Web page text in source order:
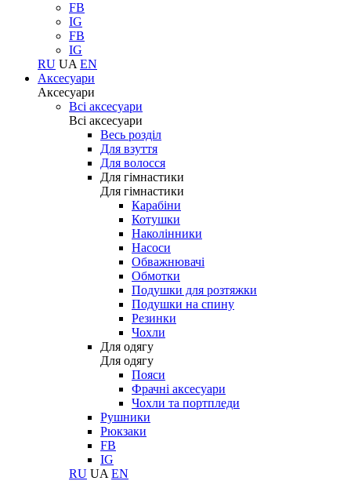
FB
IG
FB
IG
RU UA EN
Аксесуари
Аксесуари
Всі аксесуари
Всі аксесуари
Весь розділ
Для взуття
Для волосся
Для гімнастики
Для гімнастики
Карабіни
Котушки
Наколінники
Насоси
Обважнювачі
Обмотки
Подушки для розтяжки
Подушки на спину
Резинки
Чохли
Для одягу
Для одягу
Пояси
Фрачні аксесуари
Чохли та портпледи
Рушники
Рюкзаки
FB
IG
RU UA EN